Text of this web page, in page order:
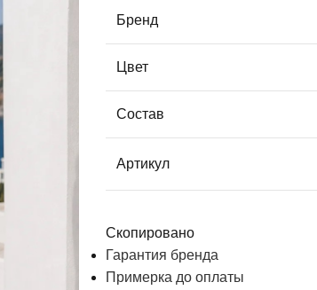
Бренд
Цвет
Состав
Артикул
Скопировано
Гарантия бренда
Примерка до оплаты